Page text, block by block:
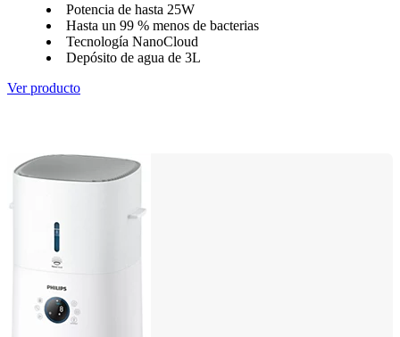
Potencia de hasta 25W
Hasta un 99 % menos de bacterias
Tecnología NanoCloud
Depósito de agua de 3L
Ver producto